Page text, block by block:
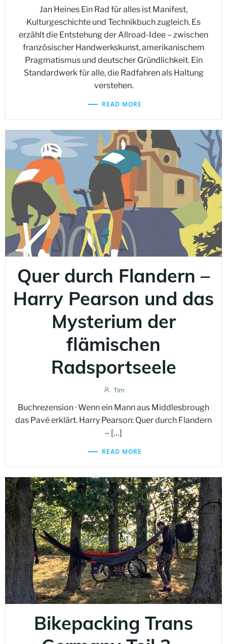
Jan Heines Ein Rad für alles ist Manifest,
Kulturgeschichte und Technikbuch zugleich. Es
erzählt die Entstehung der Allroad-Idee – zwischen
französischer Handwerkskunst, amerikanischem
Pragmatismus und deutscher Gründlichkeit. Ein
Standardwerk für alle, die Radfahren als Haltung
verstehen.
READ MORE
Quer durch Flandern –
Harry Pearson und das
Mysterium der
flämischen
Radsportseele
Tim
Buchrezension · Wenn ein Mann aus Middlesbrough
das Pavé erklärt. Harry Pearson: Quer durch Flandern
– […]
READ MORE
Bikepacking Trans